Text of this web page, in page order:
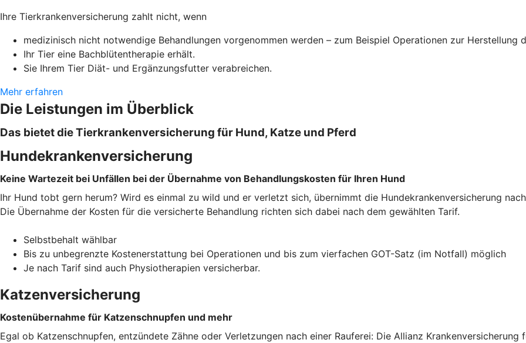
Ihre Tierkrankenversicherung zahlt nicht, wenn
medizinisch nicht notwendige Behandlungen vorgenommen werden – zum Beispiel Operationen zur Herstellung
Ihr Tier eine Bachblütentherapie erhält.
Sie Ihrem Tier Diät- und Ergänzungsfutter verabreichen.
Mehr erfahren
Die Leistungen im Überblick
Das bietet die Tierkrankenversicherung für Hund, Katze und Pferd
Hundekrankenversicherung
Keine Wartezeit bei Unfällen bei der Übernahme von Behandlungskosten für Ihren Hund
Ihr Hund tobt gern herum? Wird es einmal zu wild und er verletzt sich, übernimmt die Hundekrankenversicherung
Die Übernahme der Kosten für die versicherte Behandlung richten sich dabei nach dem gewählten Tarif.
Selbstbehalt wählbar
Bis zu unbegrenzte Kostenerstattung bei Operationen und bis zum vierfachen GOT-Satz (im Notfall) möglich
Je nach Tarif sind auch Physiotherapien versicherbar.
Katzenversicherung
Kostenübernahme für Katzenschnupfen und mehr
Egal ob Katzenschnupfen, entzündete Zähne oder Verletzungen nach einer Rauferei: Die Allianz